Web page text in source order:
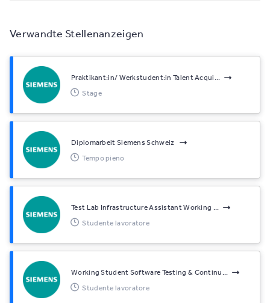
Verwandte Stellenanzeigen
Praktikant:in/ Werkstudent:in Talent Acqui...
Stage
Diplomarbeit Siemens Schweiz
Tempo pieno
Test Lab Infrastructure Assistant Working ...
Studente lavoratore
Working Student Software Testing & Continu...
Studente lavoratore